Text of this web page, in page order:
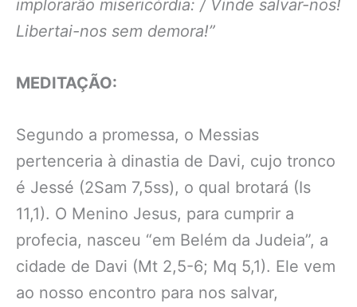
implorarão misericórdia: / Vinde salvar-nos!
Libertai-nos sem demora!”
MEDITAÇÃO:
Segundo a promessa, o Messias
pertenceria à dinastia de Davi, cujo tronco
é Jessé (2Sam 7,5ss), o qual brotará (Is
11,1). O Menino Jesus, para cumprir a
profecia, nasceu “em Belém da Judeia”, a
cidade de Davi (Mt 2,5-6; Mq 5,1). Ele vem
ao nosso encontro para nos salvar,